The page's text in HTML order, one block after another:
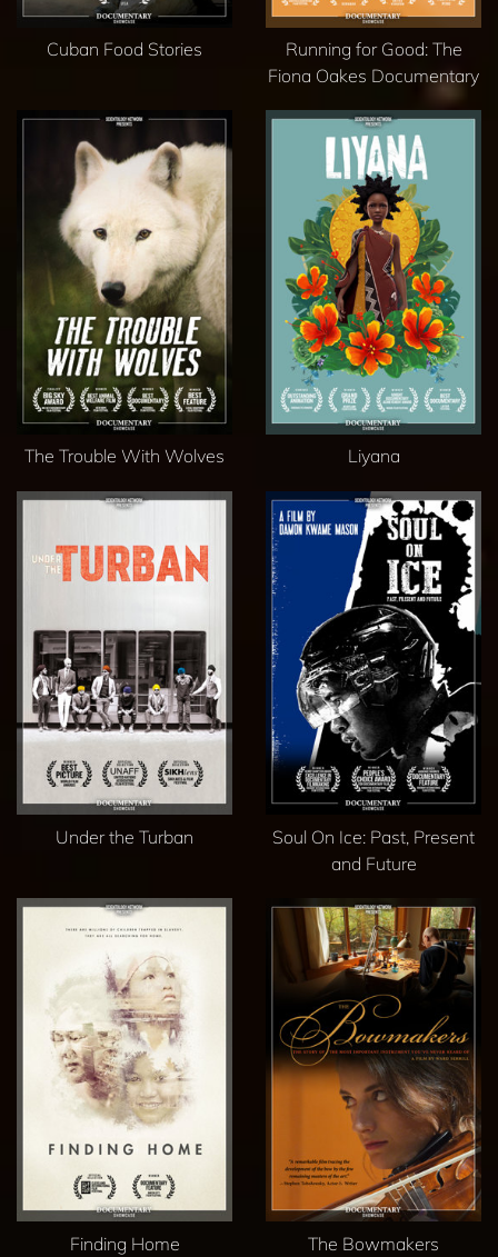
Cuban Food Stories
Running for Good: The
Fiona Oakes Documentary
The Trouble With Wolves Liyana
Under the Turban
Soul On Ice: Past, Present
and Future
Finding Home The Bowmakers